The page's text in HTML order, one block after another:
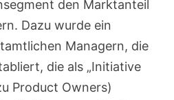
den Marktanteil
Dazu wurde ein
Managern, die
die als „Initiative
Product Owners)